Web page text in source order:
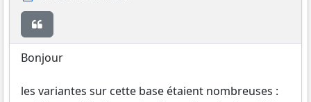
Bonjour
les variantes sur cette base étaient nombreuses :